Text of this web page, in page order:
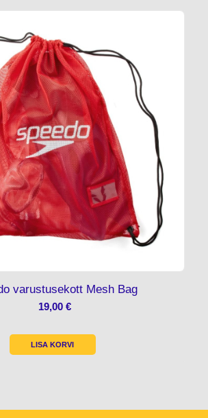
varustusekott Mesh Bag
19,00 €
LISA KORVI